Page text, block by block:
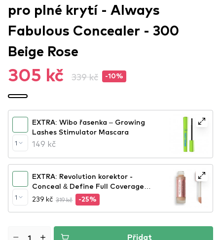
pro plné krytí - Always
Fabulous Concealer - 300
Beige Rose
305 kč 339 kč -10%
1
EXTRA: Wibo řasenka – Growing
Lashes Stimulator Mascara
149 kč
1
EXTRA: Revolution korektor -
Conceal & Define Full Coverage
Foundation - F7
239 kč 319 kč -25%
Přidat